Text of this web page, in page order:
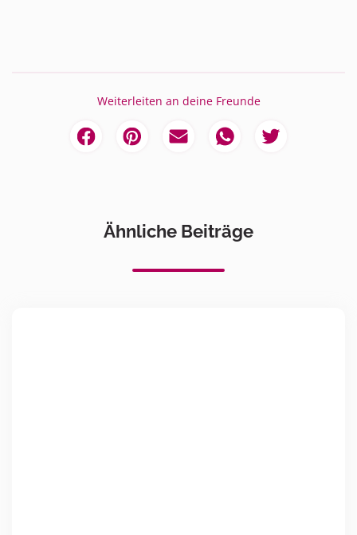
Weiterleiten an deine Freunde
Ähnliche Beiträge